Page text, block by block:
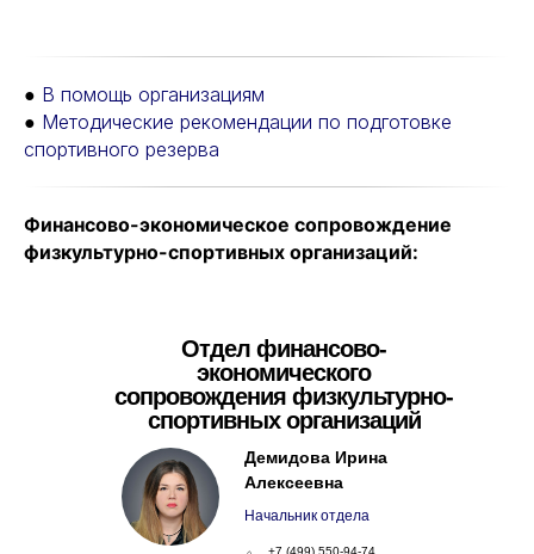
● В помощь организациям
● Методические рекомендации по подготовке
спортивного резерва
Финансово-экономическое сопровождение
физкультурно-спортивных организаций:
Отдел финансово-
экономического
сопровождения физкультурно-
спортивных организаций
Начальник отдела
Демидова Ирина
Алексеевна
+7 (499) 550-94-74